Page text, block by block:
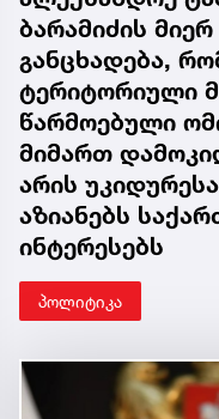
ბარამიძის
განცხადება,
ტერიტორიული
წარმოებული
მიმართ
არის
აზიანებს
ინტერესებს
პოლიტიკა